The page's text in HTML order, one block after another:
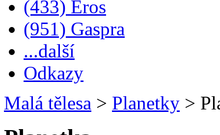
(433) Eros
(951) Gaspra
...další
Odkazy
Malá tělesa > Planetky >